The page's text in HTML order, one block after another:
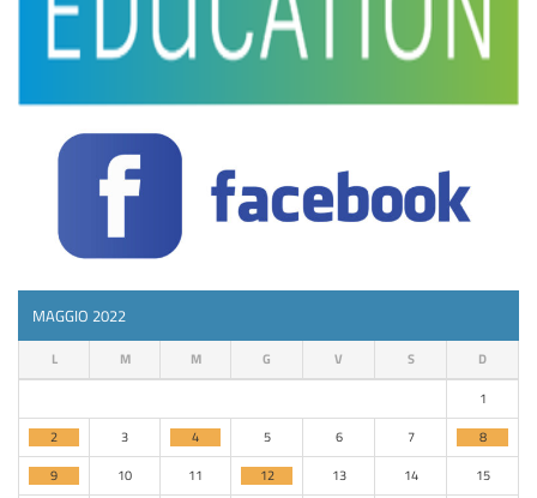
MAGGIO 2022
L M M G V S D
1
2
3 4 5 6 7
8
9
10 11 12 13 14
15